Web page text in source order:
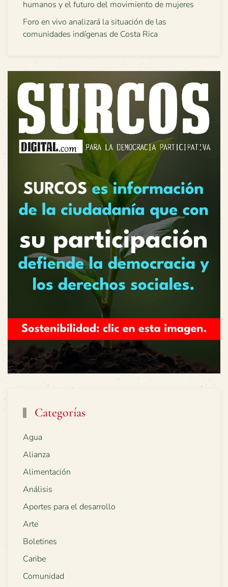
humanos y el futuro del movimiento de mujeres
Foro en vivo analizará la situación de las
comunidades indígenas de Costa Rica
Categorías
Agua
Alianza
Alimentación
Análisis
Aportes para el desarrollo
Arte
Boletines
Caribe
Comunidad